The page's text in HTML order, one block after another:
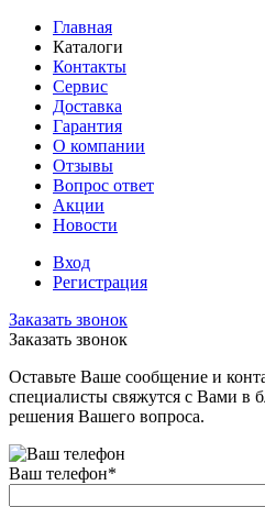
Главная
Каталоги
Контакты
Сервис
Доставка
Гарантия
О компании
Отзывы
Вопрос ответ
Акции
Новости
Вход
Регистрация
Заказать звонок
Заказать звонок
Оставьте Ваше сообщение и
специалисты свяжутся с Вами в
решения Вашего вопроса.
Ваш телефон*